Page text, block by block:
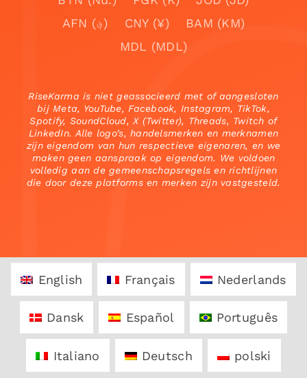
AFN (؋)
CNY (¥)
BAM (KM)
MDL (MDL)
RiseKarma is niet geassocieerd met of aangesloten
bij Meta, YouTube, Facebook, Instagram, TikTok,
Spotify, SoundCloud, X (Twitter), Threads, Twitch of
LinkedIn. Alle logo’s, handelsmerken en merknamen
zijn eigendom van hun respectieve eigenaren, en we
maken geen aanspraak op eigendom. We voldoen
volledig aan de gemeenschapsregels en richtlijnen
die door deze platforms en merken zijn vastgesteld.
English Français Nederlands
Dansk Español Português
Italiano Deutsch polski